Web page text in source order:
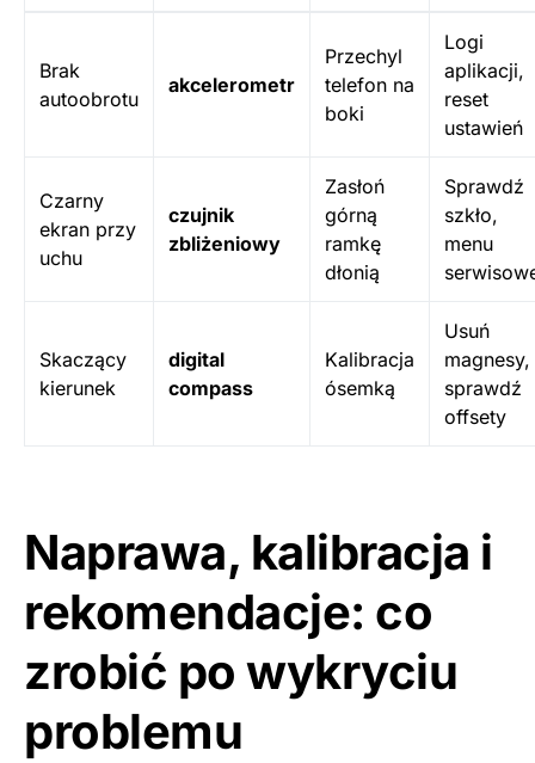
Brak
autoobrotu
akcelerometr
Przechyl
telefon na
boki
Logi
aplikacji,
reset
ustawień
Czarny
ekran przy
uchu
czujnik
zbliżeniowy
Zasłoń
górną
ramkę
dłonią
Sprawdź
szkło,
menu
Skaczący
kierunek
digital
compass
Kalibracja
ósemką
Usuń
magnesy,
sprawdź
offsety
Naprawa, kalibracja i
rekomendacje: co
zrobić po wykryciu
problemu